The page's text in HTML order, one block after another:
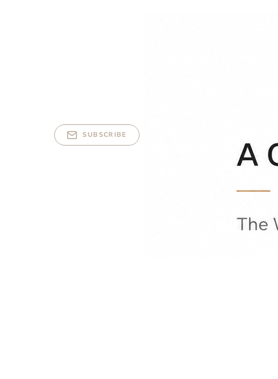
SUBSCRIBE